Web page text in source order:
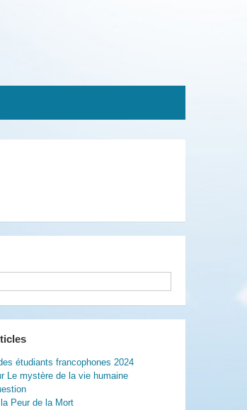
étudiants francophones 2024
Le mystère de la vie humaine
Peur de la Mort